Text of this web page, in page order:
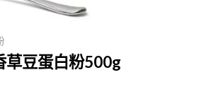
豆蛋白粉500g